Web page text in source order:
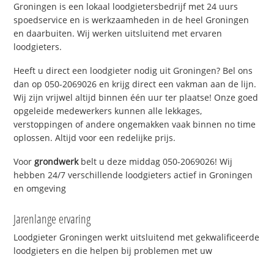
Groningen is een lokaal loodgietersbedrijf met 24 uurs
spoedservice en is werkzaamheden in de heel Groningen
en daarbuiten. Wij werken uitsluitend met ervaren
loodgieters.
Heeft u direct een loodgieter nodig uit Groningen? Bel ons
dan op 050-2069026 en krijg direct een vakman aan de lijn.
Wij zijn vrijwel altijd binnen één uur ter plaatse! Onze goed
opgeleide medewerkers kunnen alle lekkages,
verstoppingen of andere ongemakken vaak binnen no time
oplossen. Altijd voor een redelijke prijs.
Voorgrondwerkbelt u deze middag 050-2069026! Wij
hebben 24/7 verschillende loodgieters actief in Groningen
en omgeving
Jarenlange ervaring
Loodgieter Groningen werkt uitsluitend met gekwalificeerde
loodgieters en die helpen bij problemen met uw